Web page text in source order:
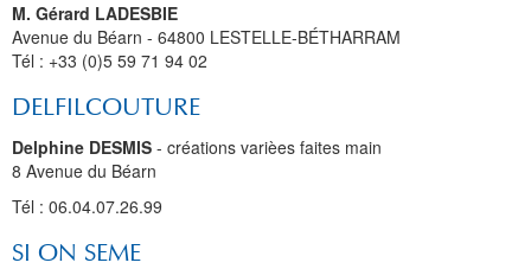
M. Gérard LADESBIE
Avenue du Béarn - 64800 LESTELLE-BÉTHARRAM
Tél : +33 (0)5 59 71 94 02
DELFILCOUTURE
Delphine DESMIS - créations varièes faites main
8 Avenue du Béarn
Tél : 06.04.07.26.99
SI ON SEME